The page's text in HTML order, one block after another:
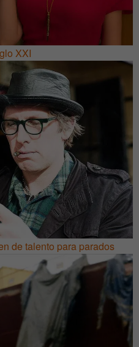
XXI
de talento para parados